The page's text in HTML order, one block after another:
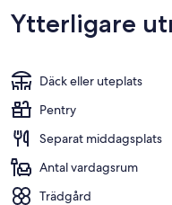
Ytterligare
Däck eller uteplats
Pentry
Separat middagsplats
Antal vardagsrum
Trädgård